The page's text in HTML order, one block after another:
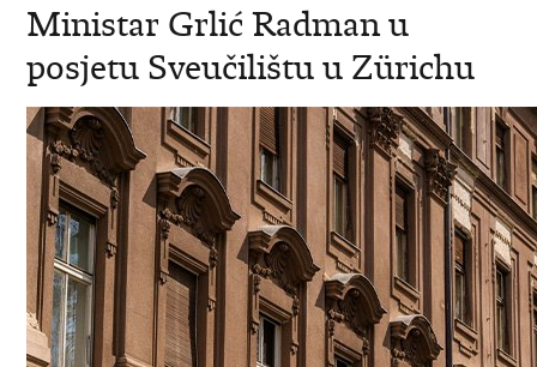
Ministar Grlić Radman u
posjetu Sveučilištu u Zürichu